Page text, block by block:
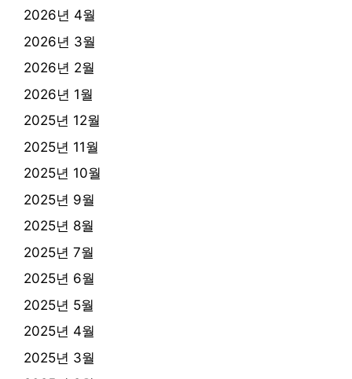
2026년 4월
2026년 3월
2026년 2월
2026년 1월
2025년 12월
2025년 11월
2025년 10월
2025년 9월
2025년 8월
2025년 7월
2025년 6월
2025년 5월
2025년 4월
2025년 3월